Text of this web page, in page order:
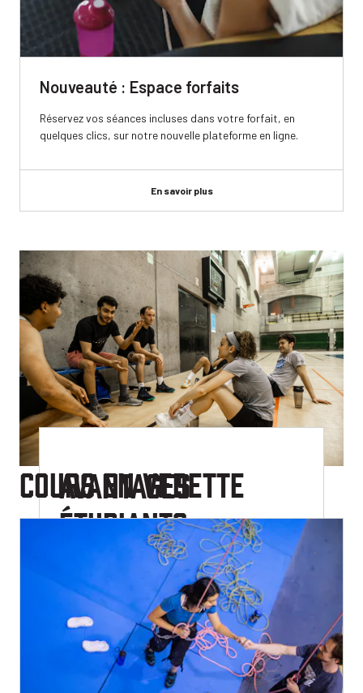
Nouveauté : Espace forfaits
Réservez vos séances incluses dans votre forfait, en
quelques clics, sur notre nouvelle plateforme en ligne.
En savoir plus
Avantages
étudiants
Vous étudiez à l’Université de Montréal,
Polytechnique Montréal ou HEC Montréal?
Profitez d'un accès gratuità nos installations
sportives et bénéficiez de tarifs préférentiels
sur les abonnements pour la salle
d’entrainement et les murs d’escalade. Des
rabais s’appliquent aussi sur plusieurs
Cours en vedette